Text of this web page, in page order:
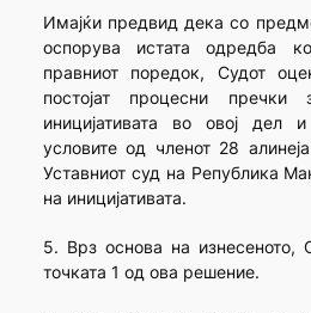
Имајќи предвид дека со
оспорува истата одредба
правниот поредок, Судот
постојат процесни
иницијативата во овој дел
условите од членот 28
Уставниот суд на Република
на иницијативата.
5. Врз основа на изнесеното,
точката 1 од ова решение.